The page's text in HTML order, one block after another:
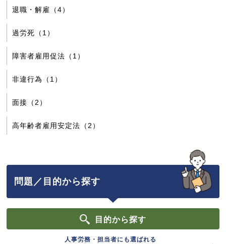
退職・解雇（4）
過労死（1）
障害者雇用促法（1）
非違行為（1）
面接（2）
高年齢者雇用安定法（2）
問題／目的から探す
目的から探す
人事労務・担当者にも選ばれる